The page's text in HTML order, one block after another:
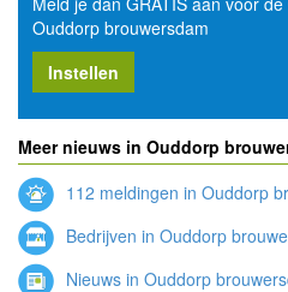
Ouddorp brouwersdam
Instellen
Meer nieuws in Ouddorp
112 meldingen in Ouddorp
Bedrijven in Ouddorp
Nieuws in Ouddorp